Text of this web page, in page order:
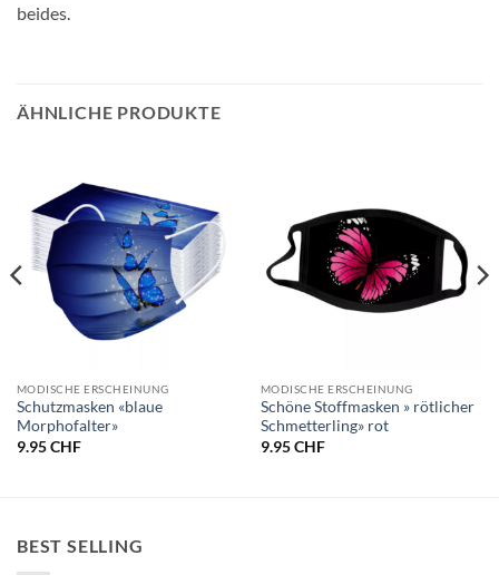
beides.
ÄHNLICHE PRODUKTE
MODISCHE ERSCHEINUNG
Schutzmasken «blaue
Morphofalter»
9.95CHF
MODISCHE ERSCHEINUNG
Schöne Stoffmasken » rötlicher
Schmetterling» rot
9.95CHF
BEST SELLING